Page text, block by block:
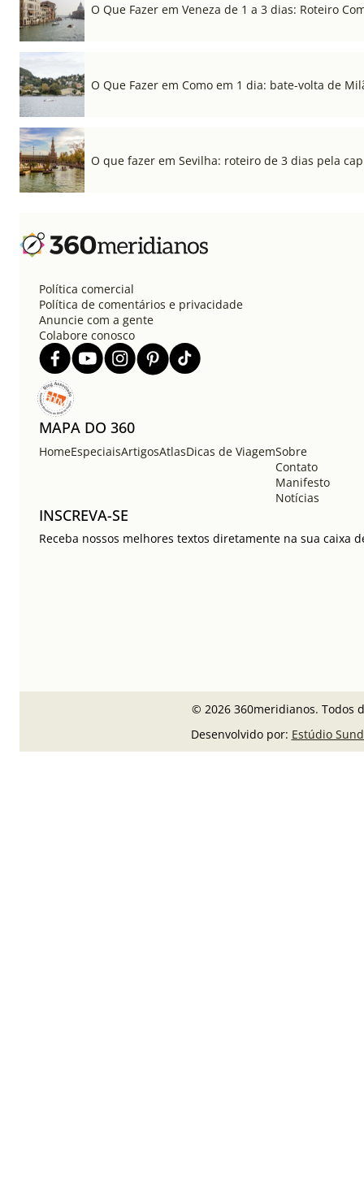
O Que Fazer em Veneza de 1 a 3 dias: Roteiro
O Que Fazer em Como em 1 dia: bate-volta de
O que fazer em Sevilha: roteiro de 3 dias pela
Política comercial
Política de comentários e privacidade
Anuncie com a gente
Colabore conosco
MAPA DO 360
HomeEspeciaisArtigosAtlasDicas de ViagemSobre
Contato
Manifesto
Notícias
INSCREVA-SE
Receba nossos melhores textos diretamente na sua caixa
© 2026 360meridianos. Todos
Desenvolvido por: Estúdio